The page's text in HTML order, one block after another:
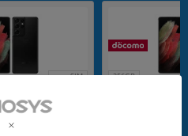
nanoSIM
済】docomo Galax
52B ファントムブ
256GB